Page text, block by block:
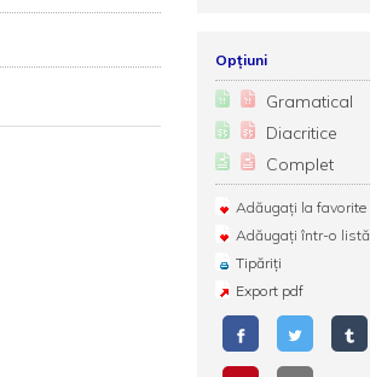
Opțiuni
Gramatical
Diacritice
Complet
Adăugați la favorite
Adăugați într-o listă
Tipăriți
Export pdf